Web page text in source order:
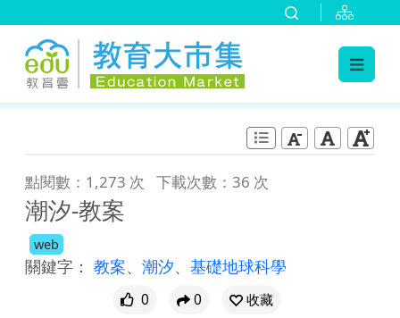
點閱數：1,273 次 下載次數：36 次
潮汐-教案
web
關鍵字： 教案、 潮汐、 基礎地球科學
0 0
收藏